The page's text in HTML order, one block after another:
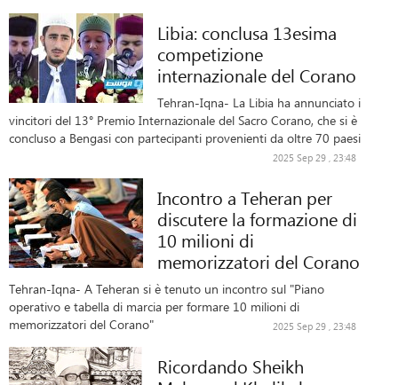
Libia: conclusa 13esima
competizione
internazionale del Corano
Tehran-Iqna- La Libia ha annunciato i
vincitori del 13° Premio Internazionale del Sacro Corano, che si è
concluso a Bengasi con partecipanti provenienti da oltre 70 paesi
2025 Sep 29 , 23:48
Incontro a Teheran per
discutere la formazione di
10 milioni di
memorizzatori del Corano
Tehran-Iqna- A Teheran si è tenuto un incontro sul "Piano
operativo e tabella di marcia per formare 10 milioni di
memorizzatori del Corano"
2025 Sep 29 , 23:48
Ricordando Sheikh